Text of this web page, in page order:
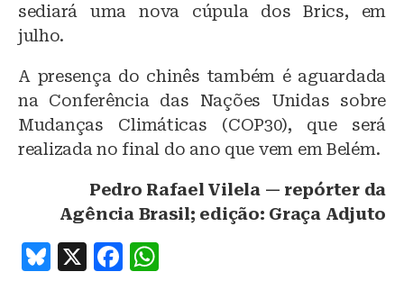
sediará uma nova cúpula dos Brics, em
julho.
A presença do chinês também é aguardada
na Conferência das Nações Unidas sobre
Mudanças Climáticas (COP30), que será
realizada no final do ano que vem em Belém.
Pedro Rafael Vilela — repórter da
Agência Brasil; edição: Graça Adjuto
B
X
F